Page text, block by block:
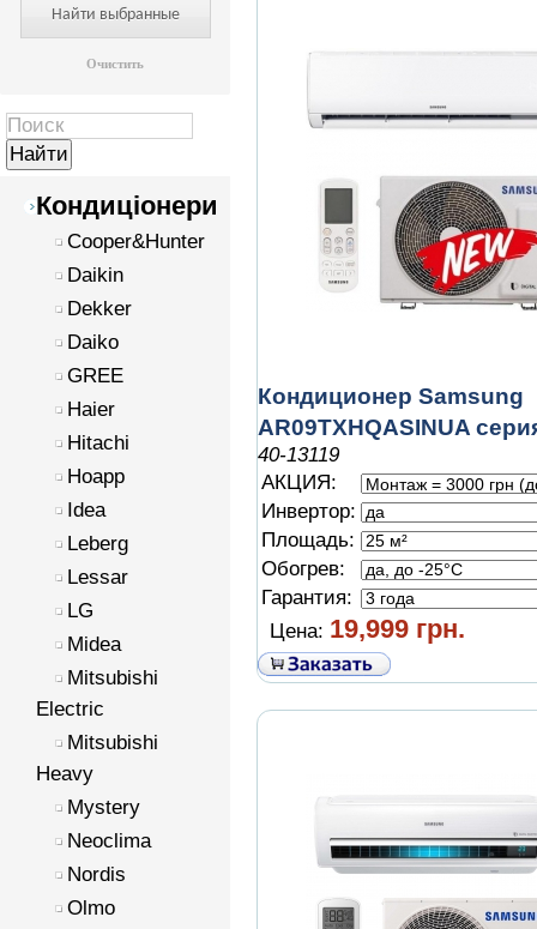
Очистить
Кондиціонери
Cooper&Hunter
Daikin
Dekker
Daiko
GREE
Haier
Hitachi
Hoapp
Idea
Leberg
Lessar
LG
Midea
Mitsubishi
Electric
Mitsubishi
Heavy
Mystery
Neoclima
Nordis
Olmo
Кондиционер Samsung
AR09TXHQASINUA
40-13119
АКЦИЯ:
Инвертор:
Площадь:
Обогрев:
Гарантия:
Цена: 19,999 грн.